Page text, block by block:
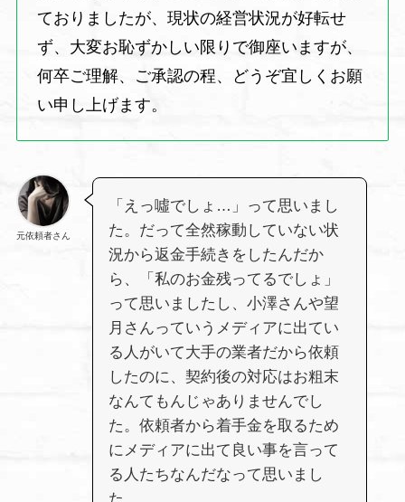
ておりましたが、現状の経営状況が好転せ
ず、大変お恥ずかしい限りで御座いますが、
何卒ご理解、ご承認の程、どうぞ宜しくお願
い申し上げます。
元依頼者さん
「えっ噓でしょ…」って思いまし
た。だって全然稼動していない状
況から返金手続きをしたんだか
ら、「私のお金残ってるでしょ」
って思いましたし、小澤さんや望
月さんっていうメディアに出てい
る人がいて大手の業者だから依頼
したのに、契約後の対応はお粗末
なんてもんじゃありませんでし
た。依頼者から着手金を取るため
にメディアに出て良い事を言って
る人たちなんだなって思いまし
た。